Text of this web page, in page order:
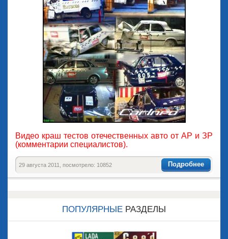
Видео краш тестов отечественных авто от АР и ЗР
(комментарии специалистов).
Подробнее
29 августа 2011, посмотрело: 10852
ПОПУЛЯРНЫЕ РАЗДЕЛЫ